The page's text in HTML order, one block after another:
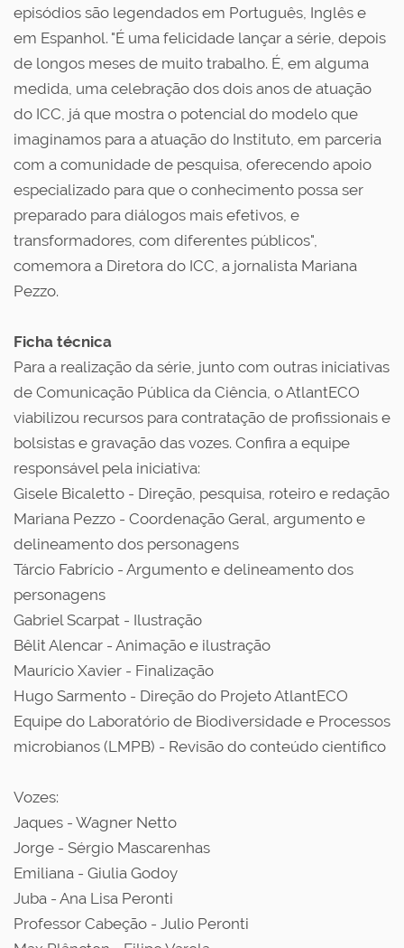
episódios são legendados em Português, Inglês e
em Espanhol. "É uma felicidade lançar a série, depois
de longos meses de muito trabalho. É, em alguma
medida, uma celebração dos dois anos de atuação
do ICC, já que mostra o potencial do modelo que
imaginamos para a atuação do Instituto, em parceria
com a comunidade de pesquisa, oferecendo apoio
especializado para que o conhecimento possa ser
preparado para diálogos mais efetivos, e
transformadores, com diferentes públicos",
comemora a Diretora do ICC, a jornalista Mariana
Pezzo.
Ficha técnica
Para a realização da série, junto com outras iniciativas
de Comunicação Pública da Ciência, o AtlantECO
viabilizou recursos para contratação de profissionais e
bolsistas e gravação das vozes. Confira a equipe
responsável pela iniciativa:
Gisele Bicaletto - Direção, pesquisa, roteiro e redação
Mariana Pezzo - Coordenação Geral, argumento e
delineamento dos personagens
Tárcio Fabrício - Argumento e delineamento dos
personagens
Gabriel Scarpat - Ilustração
Bêlit Alencar - Animação e ilustração
Maurício Xavier - Finalização
Hugo Sarmento - Direção do Projeto AtlantECO
Equipe do Laboratório de Biodiversidade e Processos
microbianos (LMPB) - Revisão do conteúdo científico
Vozes:
Jaques - Wagner Netto
Jorge - Sérgio Mascarenhas
Emiliana - Giulia Godoy
Juba - Ana Lisa Peronti
Professor Cabeção - Julio Peronti